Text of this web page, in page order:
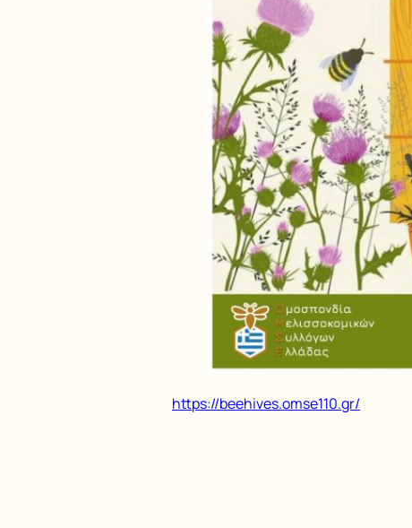
https://beehives.omse110.gr/